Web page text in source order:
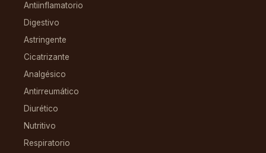
Antiinflamatorio
Digestivo
Astringente
Cicatrizante
Analgésico
Antirreumático
Diurético
Nutritivo
Respiratorio